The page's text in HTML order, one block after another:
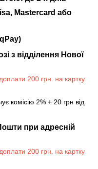
Mastercard або
з відділення Нової
200 грн. на картку
комісію 2% + 20 грн від
при адресній
200 грн. на картку